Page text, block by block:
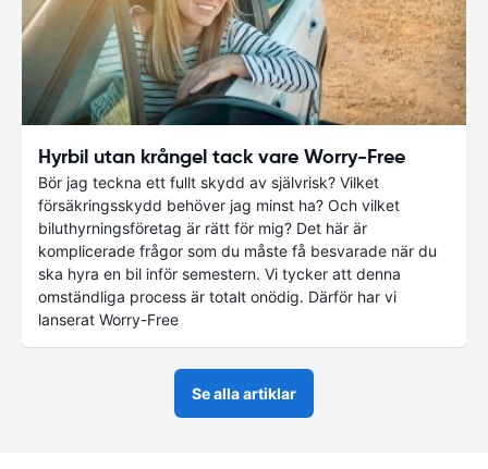
Hyrbil utan krångel tack vare Worry-Free
Bör jag teckna ett fullt skydd av självrisk? Vilket
försäkringsskydd behöver jag minst ha? Och vilket
biluthyrningsföretag är rätt för mig? Det här är
komplicerade frågor som du måste få besvarade när du
ska hyra en bil inför semestern. Vi tycker att denna
omständliga process är totalt onödig. Därför har vi
lanserat Worry-Free
Se alla artiklar